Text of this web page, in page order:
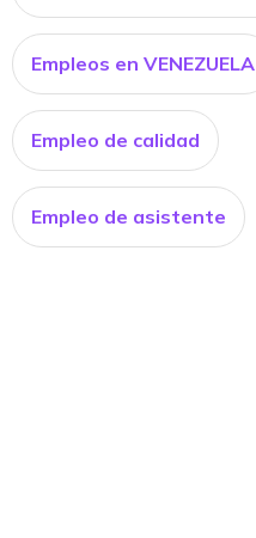
Empleos en VENEZUELA
Empleo de calidad
Empleo de asistente